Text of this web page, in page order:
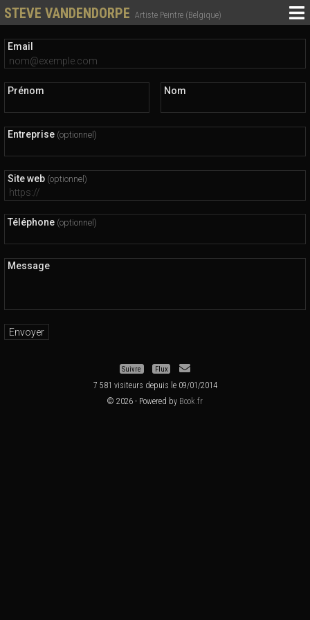
STEVE VANDENDORPE Artiste Peintre (Belgique)
Email
Prénom Nom
Entreprise (optionnel)
Site web (optionnel)
Téléphone (optionnel)
Message
Suivre Flux
7 581 visiteurs depuis le 09/01/2014
© 2026 - Powered by Book.fr